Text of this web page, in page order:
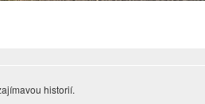
historií.